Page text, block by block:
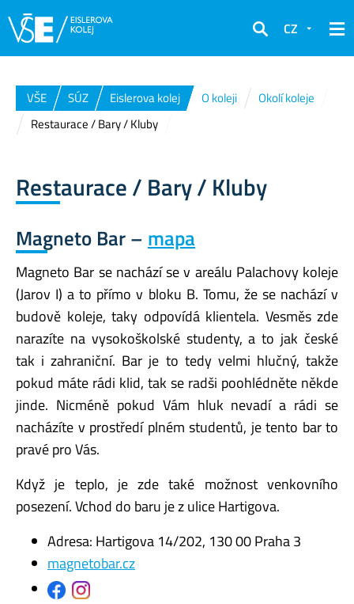
Hledat
CZ
VŠE SÚZ Eislerova kolej O koleji
Okolí koleje
Restaurace / Bary / Kluby
Restaurace / Bary / Kluby
Magneto Bar – mapa
Magneto Bar se nachází se v areálu Palachovy koleje
(Jarov I) a to přímo v bloku B. Tomu, že se nachází v
budově koleje, taky odpovídá klientela. Vesměs zde
narazíte na vysokoškolské studenty, a to jak české
tak i zahraniční. Bar je to tedy velmi hlučný, takže
pokud máte rádi klid, tak se radši poohlédněte někde
jinde. Nicméně pokud Vám hluk nevadí a rádi se
nacházíte v prostředí plném studentů, je tento bar to
pravé pro Vás.
Když je teplo, je zde také možnost venkovního
posezení. Vchod do baru je z ulice Hartigova.
Adresa: Hartigova 14/202, 130 00 Praha 3
magnetobar.cz